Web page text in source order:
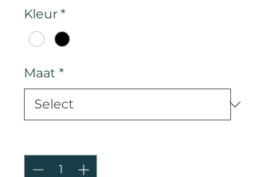
Kleur *
Maat *